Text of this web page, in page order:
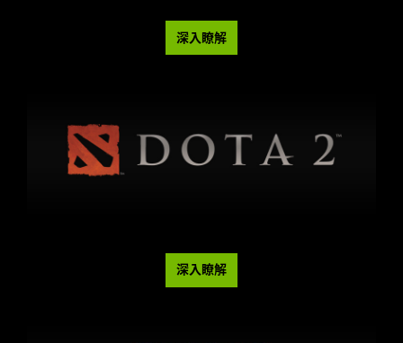
深入瞭解
深入瞭解